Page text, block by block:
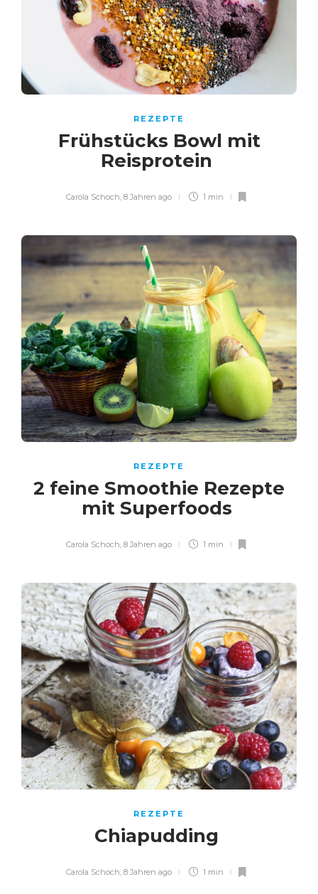
REZEPTE
Frühstücks Bowl mit
Reisprotein
Carola Schoch, 8 Jahren ago 1 min
REZEPTE
2 feine Smoothie Rezepte
mit Superfoods
Carola Schoch, 8 Jahren ago 1 min
REZEPTE
Chiapudding
Carola Schoch, 8 Jahren ago 1 min